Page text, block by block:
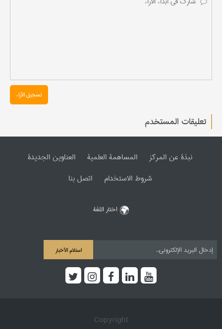
تسجیل الآراء
تعليقات المستخدم
نبذة عن المرکز المساهمة العلمیة
العناوین الجدیدة
شروط الاستخدام
اتصل بنا
اختار اللغة
استلام الأخبار
Copyright